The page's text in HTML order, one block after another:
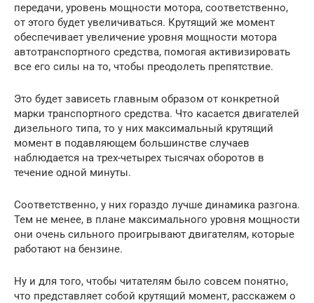
передачи, уровень мощности мотора, соответственно,
от этого будет увеличиваться. Крутящий же момент
обеспечивает увеличение уровня мощности мотора
автотранспортного средства, помогая активизировать
все его силы на то, чтобы преодолеть препятствие.
Это будет зависеть главным образом от конкретной
марки транспортного средства. Что касается двигателей
дизельного типа, то у них максимальный крутящий
момент в подавляющем большинстве случаев
наблюдается на трех-четырех тысячах оборотов в
течение одной минуты.
Соответственно, у них гораздо лучше динамика разгона.
Тем не менее, в плане максимального уровня мощности
они очень сильного проигрывают двигателям, которые
работают на бензине.
Ну и для того, чтобы читателям было совсем понятно,
что представляет собой крутящий момент, расскажем о